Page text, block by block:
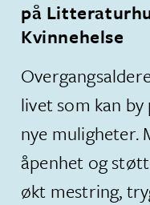
på
Kvinnehelse
livet som kan
nye muligheter.
åpenhet og
økt mestring,